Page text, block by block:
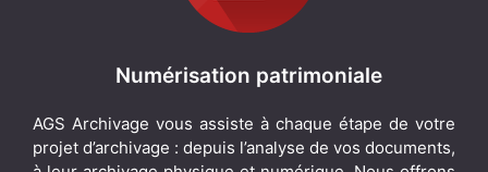
Numérisation patrimoniale
AGS Archivage vous assiste à chaque étape de votre
projet d’archivage : depuis l’analyse de vos documents,